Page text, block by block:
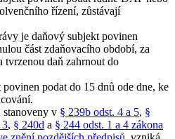
řízení, zůstávají
je daňový subjekt povinen
část zdaňovacího období, za
tvrzenou daň zahrnout do
podat do 15 dnů ode dne, ke
stanoveny v § 239b odst. 4 a 5, §
3, § 240d a § 244 odst. 1 a 4 zákona